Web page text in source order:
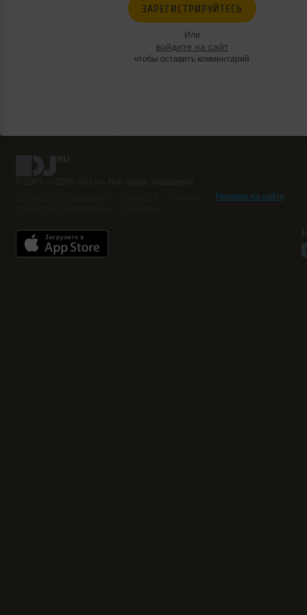
ЗАРЕГИСТРИРУЙТЕСЬ
Или
войдите на сайт
чтобы оставить комментарий
© 2001 — 2026 «DJ.ru» Все права защищены.
Реклама на сайте